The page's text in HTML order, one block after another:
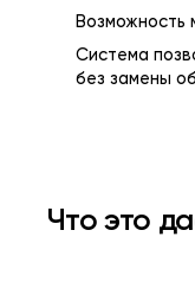
Возможность
Система
без замены
Что это